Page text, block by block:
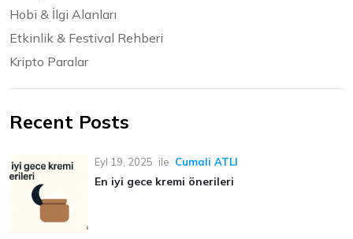
Hobi & İlgi Alanları
Etkinlik & Festival Rehberi
Kripto Paralar
Recent Posts
Eyl 19, 2025 ile Cumali ATLI
En iyi gece kremi önerileri